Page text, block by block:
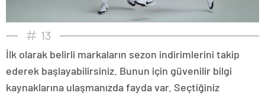
13
İlk olarak belirli markaların sezon indirimlerini takip
ederek başlayabilirsiniz. Bunun için güvenilir bilgi
kaynaklarına ulaşmanızda fayda var. Seçtiğiniz